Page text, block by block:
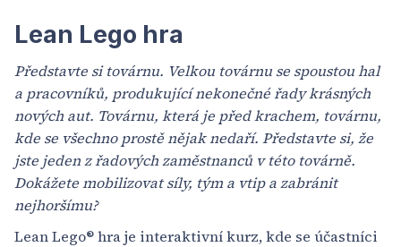
Lean Lego hra
Představte si továrnu. Velkou továrnu se spoustou hal
a pracovníků, produkující nekonečné řady krásných
nových aut. Továrnu, která je před krachem, továrnu,
kde se všechno prostě nějak nedaří. Představte si, že
jste jeden z řadových zaměstnanců v této továrně.
Dokážete mobilizovat síly, tým a vtip a zabránit
nejhoršímu?
Lean Lego® hra je interaktivní kurz, kde se účastníci